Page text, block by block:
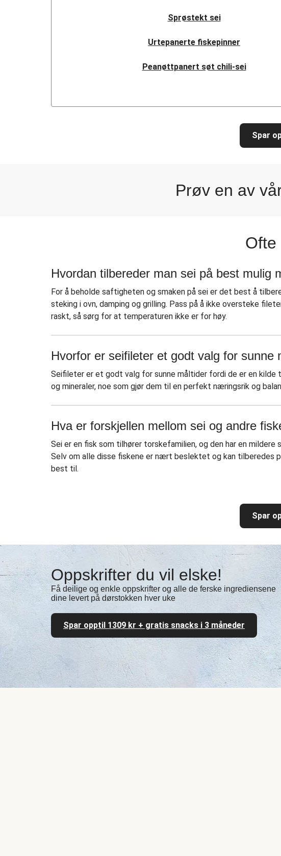
Sprøstekt sei
Urtepanerte fiskepinner
Peanøttpanert søt chili-sei
Stekt sei i gressløksaus
Brasiliansk-krydret seigryte
Spar
Prøv en av
Ofte
Hvordan tilbereder man sei på best mulig
For å beholde saftigheten og smaken på sei er det best å
steking i ovn, damping og grilling. Pass på å ikke oversteke
raskt, så sørg for at temperaturen ikke er for høy.
Hvorfor er seifileter et godt valg for sunne
Seifileter er et godt valg for sunne måltider fordi de er en
og mineraler, noe som gjør dem til en perfekt næringsrik og
Hva er forskjellen mellom sei og andre
Sei er en fisk som tilhører torskefamilien, og den har en
Selv om alle disse fiskene er nært beslektet og kan tilberedes
best til.
Spar
Oppskrifter du vil elske!
Få deilige og enkle oppskrifter og alle de ferske ingrediensene
dine levert på dørstokken hver uke
Spar opptil 1309 kr + gratis snacks i 3 måneder